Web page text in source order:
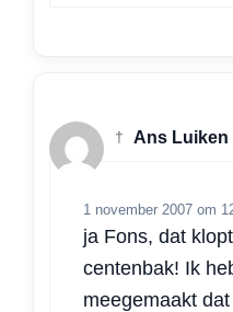
† Ans Luiken
1 november 2007 om
ja Fons, dat
centenbak! Ik
meegemaakt